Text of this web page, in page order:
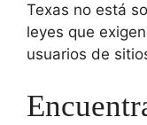
Texas no está
leyes que
usuarios de